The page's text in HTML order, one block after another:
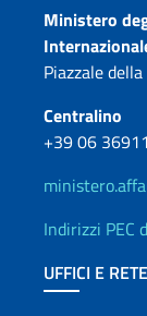
Ministero
Piazzale
Centralino
+39 06 36911
Indirizzi
UFFICI E